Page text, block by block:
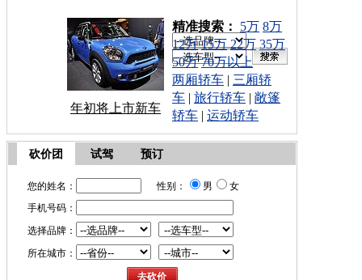
年初将上市新车
车型搜索：
精准搜索： 5万 8万
12万 15万 22万 35万
50万 70万以上
两厢轿车 | 三厢轿
车 | 旅行轿车 | 敞篷
轿车 | 运动轿车
砍价团 试驾 预订
您的姓名： 性别： 男
女
手机号码：
选择品牌：
所在城市：